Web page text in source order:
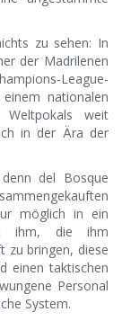
zu sehen: In
der Madrilenen
League-
nationalen
weit
in der Ära der
del Bosque
möglich in ein
ihm, die ihm
zu bringen, diese
einen taktischen
Personal
System.